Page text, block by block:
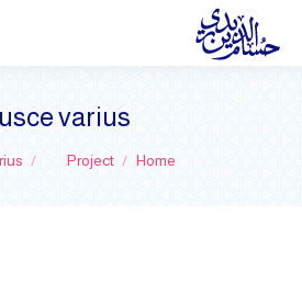
varius
You are here:
Home
Project